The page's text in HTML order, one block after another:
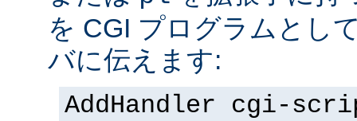
を CGI プログラムとし
バに伝えます:
AddHandler cgi-